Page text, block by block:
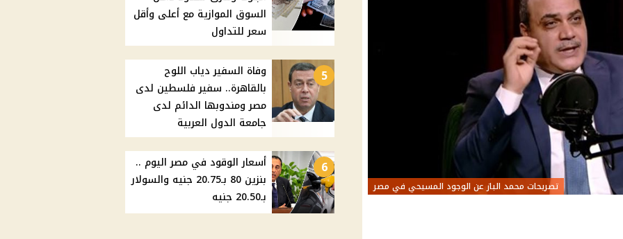
تصريحات محمد الباز عن الوجود المسيحي في مصر
السوق الموازية مع أعلى وأقل
سعر للتداول
5
وفاة السفير دياب اللوح
بالقاهرة.. سفير فلسطين لدى
مصر ومندوبها الدائم لدى
جامعة الدول العربية
6
أسعار الوقود في مصر اليوم ..
بنزين 80 بـ20.75 جنيه والسولار
بـ20.50 جنيه